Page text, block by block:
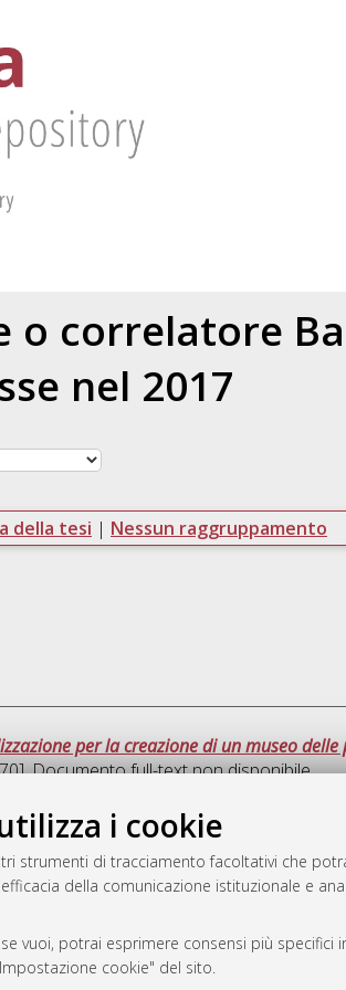
i cookie
strumenti di tracciamento facoltativi che
della comunicazione istituzionale e
vuoi, potrai esprimere consensi più specifici
cookie" del sito.
o correlatore
nel 2017
della tesi | Nessun raggruppamento
per la creazione di un museo
, Documento full-text non disponibile
Questa lista e'